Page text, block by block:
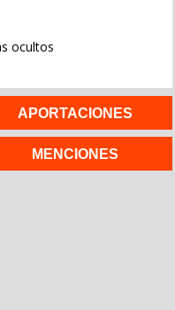
ocultos
APORTACIONES
MENCIONES